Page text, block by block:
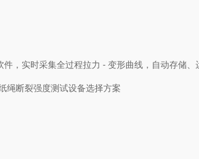
，实时采集全过程拉力 - 变形曲线，自动存储、